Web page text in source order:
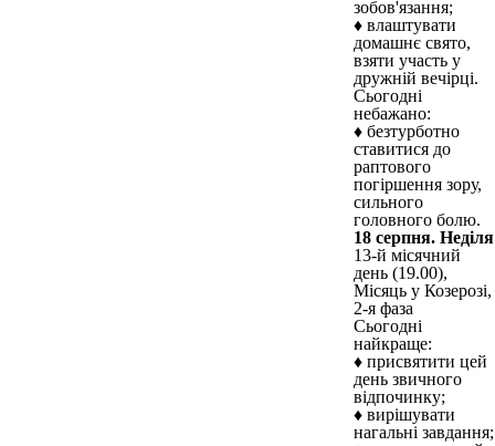
зобов'язання;
♦ влаштувати
домашнє свято,
взяти участь у
дружній вечірці.
Сьогодні
небажано:
♦ безтурботно
ставитися до
раптового
погіршення зору,
сильного
головного болю.
18 серпня. Неділя
13-й місячний
день (19.00),
Місяць у Козерозі,
2-я фаза
Сьогодні
найкраще:
♦ присвятити цей
день звичного
відпочинку;
♦ вирішувати
нагальні завдання;